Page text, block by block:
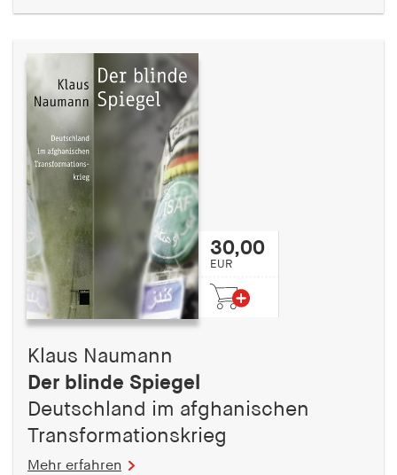
30,00
EUR
Klaus Naumann
Der blinde Spiegel
Deutschland im afghanischen
Transformationskrieg
Mehr erfahren